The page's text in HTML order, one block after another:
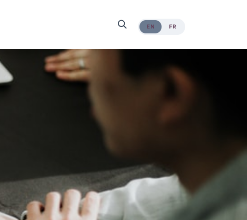
EN FR